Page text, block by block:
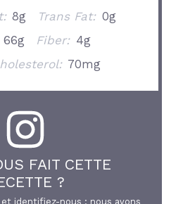
8g Trans Fat: 0g
66g Fiber: 4g
70mg
FAIT CETTE
?
identifiez-nous : nous avons